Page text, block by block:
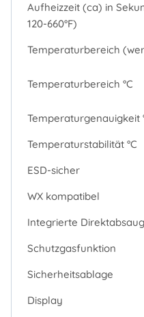
Aufheizzeit (ca) in
120-660°F)
Temperaturbereich
Temperaturbereich °C
Temperaturgenauigkeit
Temperaturstabilität °C
ESD-sicher
WX kompatibel
Integrierte
Schutzgasfunktion
Sicherheitsablage
Display